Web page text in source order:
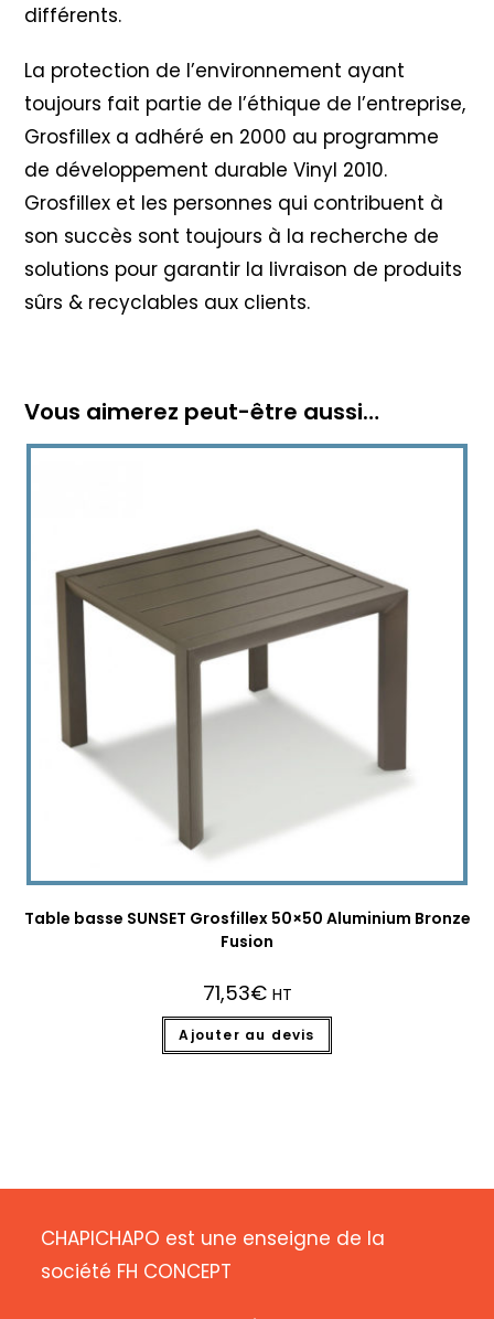
différents.
La protection de l’environnement ayant
toujours fait partie de l’éthique de l’entreprise,
Grosfillex a adhéré en 2000 au programme
de développement durable Vinyl 2010.
Grosfillex et les personnes qui contribuent à
son succès sont toujours à la recherche de
solutions pour garantir la livraison de produits
sûrs & recyclables aux clients.
Vous aimerez peut-être aussi…
Table basse SUNSET Grosfillex 50×50 Aluminium Bronze
Fusion
71,53€ HT
Ajouter au devis
CHAPICHAPO est une enseigne de la
société FH CONCEPT